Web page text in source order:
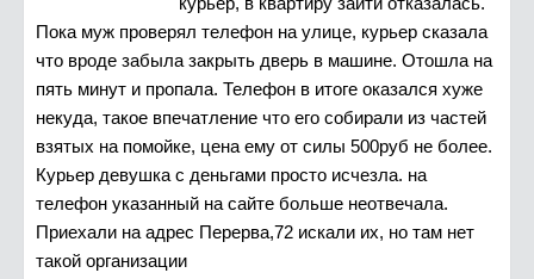
Пока муж проверял телефон на улице, курьер сказала
что вроде забыла закрыть дверь в машине. Отошла на
пять минут и пропала. Телефон в итоге оказался хуже
некуда, такое впечатление что его собирали из частей
взятых на помойке, цена ему от силы 500руб не более.
Курьер девушка с деньгами просто исчезла. на
телефон указанный на сайте больше неотвечала.
Приехали на адрес Перерва,72 искали их, но там нет
такой организации